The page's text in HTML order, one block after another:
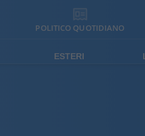
POLITICO QUOTIDIANO
ESTERI